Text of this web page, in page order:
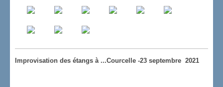
Improvisation des étangs à ...Courcelle -23 septembre 2021